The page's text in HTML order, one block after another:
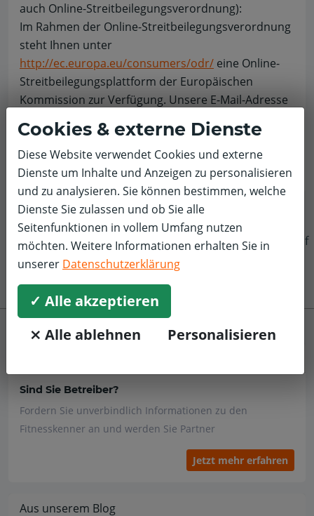
auch Online-Streitbeilegungsverordnung):
Im Rahmen der Online-Streitbeilegungsverordnung
steht Ihnen unter
http://ec.europa.eu/consumers/odr/ eine Online-
Streitbeilegungsplattform der Europäischen
Kommission zur Verfügung. Unsere E-Mail-Adresse
lautet: info@autohauskenner.de
Beraten von der KanzleiStreppelin Fragen des
Gewerblichen Rechtsschutzes, des IT-Rechts sowie
des Urheber- und Medienrechts.
Sind Sie Betreiber?
Fordern Sie unverbindlich Informationen zu den
Fitnesskenner an und werden Sie Partner
Jetzt mehr erfahren
Aus unserem Blog
Cookies & externe Dienste
Diese Website verwendet Cookies und externe
Dienste um Inhalte und Anzeigen zu personalisieren
und zu analysieren. Sie können bestimmen, welche
Dienste Sie zulassen und ob Sie alle
Seitenfunktionen in vollem Umfang nutzen
möchten. Weitere Informationen erhalten Sie in
unserer Datenschutzerklärung
✓ Alle akzeptieren
⨯ Alle ablehnen
Personalisieren
f